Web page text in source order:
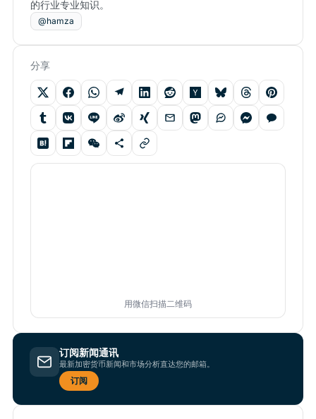
的行业专业知识。
@hamza
分享
用微信扫描二维码
订阅新闻通讯
最新加密货币新闻和市场分析直达您的邮箱。
订阅